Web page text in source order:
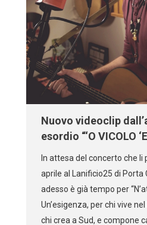
Nuovo videoclip
esordio “‘O VICOLO
In attesa del concerto che li
aprile al Lanificio25 di Porta
adesso è già tempo per
Un’esigenza, per chi vive
chi crea a Sud, e compone